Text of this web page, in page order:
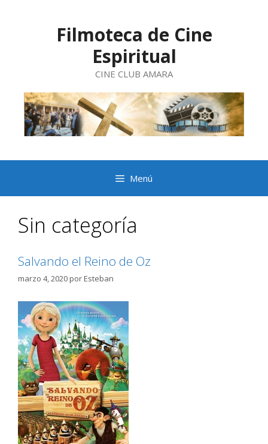
Filmoteca de Cine
Espiritual
CINE CLUB AMARA
Menú
Sin categoría
Salvando el Reino de Oz
marzo 4, 2020porEsteban